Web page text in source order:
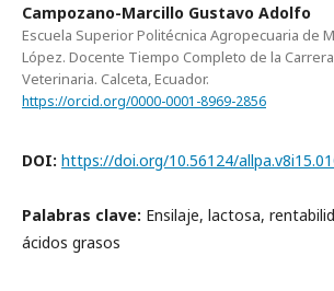
Campozano-Marcillo Gustavo Adolfo
Escuela Superior Politécnica Agropecuaria de
López. Docente Tiempo Completo de la
Veterinaria. Calceta, Ecuador.
https://orcid.org/0000-0001-8969-2856
DOI: https://doi.org/10.56124/
Palabras clave: Ensilaje, lactosa,
ácidos grasos